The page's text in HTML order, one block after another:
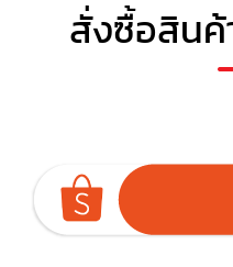
สั่งซื้อสินค้